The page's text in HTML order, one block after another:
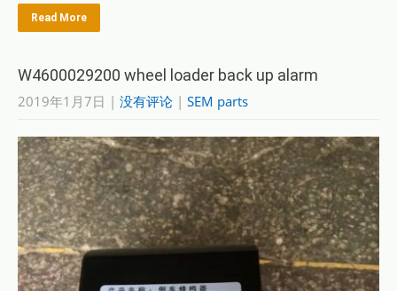
Read More
W4600029200 wheel loader back up alarm
2019年1月7日 | 没有评论 | SEM parts